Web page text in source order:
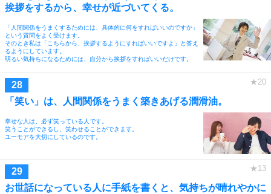
挨拶をするから、幸せが近づいてくる。
「人間関係をうまくするためには、具体的に何をすればいいのですか」
という質問をよく受けます。
そのとき私は「こちらから、挨拶するようにすればいいですよ」と答え
るようにしています。
明るい気持ちになるためには、自分から挨拶をすればいいだけです。
「笑い」は、人間関係をうまく築きあげる潤滑油。
幸せな人は、必ず笑っている人です。
笑うことができるし、笑わせることができます。
ユーモアを大切にしているのです。
お世話になっている人に手紙を書くと、気持ちが晴れやかに